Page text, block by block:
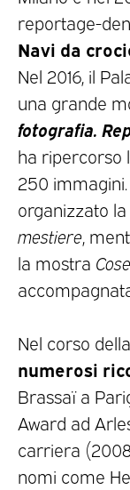
reportage-
Navi da
Nel 2016, il
una grande
fotografia.
ha ripercorso
250
organizzato
mestiere ,
la mostra
Nel corso
numerosi
Brassaï a
Award ad
carriera
nomi come